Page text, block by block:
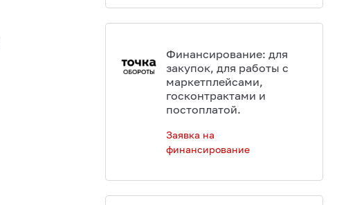
Финансирование: для
закупок, для работы с
маркетплейсами,
госконтрактами и
постоплатой.
Заявка на
финансирование